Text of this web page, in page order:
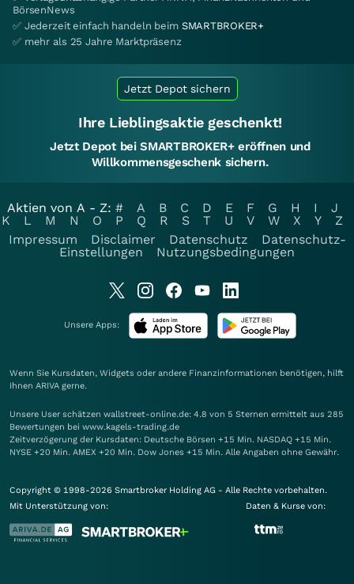
BörsenNews
✅ Jederzeit einfach handeln beim SMARTBROKER+
✅ mehr als 25 Jahre Marktpräsenz
Jetzt Depot sichern
Ihre Lieblingsaktie geschenkt!
Jetzt Depot bei SMARTBROKER+ eröffnen und
Willkommensgeschenk sichern.
Aktien von A - Z: # A B C D E F G H I
J
K
L M N O P Q R S T U V W X Y
Z
Impressum
Disclaimer Datenschutz
Datenschutz-
Einstellungen
Nutzungsbedingungen
Unsere Apps:
Wenn Sie Kursdaten, Widgets oder andere Finanzinformationen benötigen, hilft
Ihnen ARIVA gerne.
Unsere User schätzen wallstreet-online.de: 4.8 von 5 Sternen ermittelt aus 285
Bewertungen bei www.kagels-trading.de
Zeitverzögerung der Kursdaten: Deutsche Börsen +15 Min. NASDAQ +15 Min.
NYSE +20 Min. AMEX +20 Min. Dow Jones +15 Min. Alle Angaben ohne Gewähr.
Copyright © 1998-2026 Smartbroker Holding AG - Alle Rechte vorbehalten.
Mit Unterstützung von:
Daten & Kurse von: